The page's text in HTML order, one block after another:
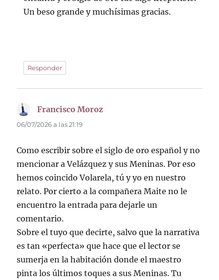
Un beso grande y muchísimas gracias.
Responder
Francisco Moroz
06/07/2026 a las 21:19
Como escribir sobre el siglo de oro español y no
mencionar a Velázquez y sus Meninas. Por eso
hemos coincido Volarela, tú y yo en nuestro
relato. Por cierto a la compañera Maite no le
encuentro la entrada para dejarle un
comentario.
Sobre el tuyo que decirte, salvo que la narrativa
es tan «perfecta» que hace que el lector se
sumerja en la habitación donde el maestro
pinta los últimos toques a sus Meninas. Tu